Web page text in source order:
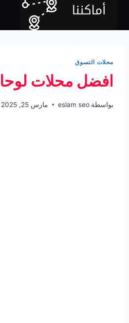
محلات التسوق
افضل محلات
بواسطة eslam seo مارس 25, 2025